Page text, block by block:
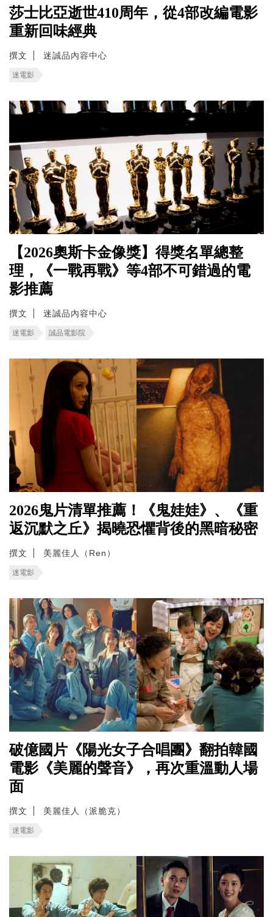
莎士比亞逝世410周年，從4部改編電影
重新回味經典
撰文 迷誠品內容中心
迷電影
【2026奧斯卡金像獎】得獎名單總整
理，《一戰再戰》等4部不可錯過的電
影推薦
撰文 迷誠品內容中心
迷電影 誠品電影院
2026鬼片清單推薦！《鬼娃娃》、《重
返沉默之丘》揭曉恐懼背後的黑暗秘密
撰文 美麗佳人（Ren）
迷電影
破億國片《陽光女子合唱團》翻拍韓國
電影《美麗的聲音》，再次重溫動人場
面
撰文 美麗佳人（派脆克）
迷電影